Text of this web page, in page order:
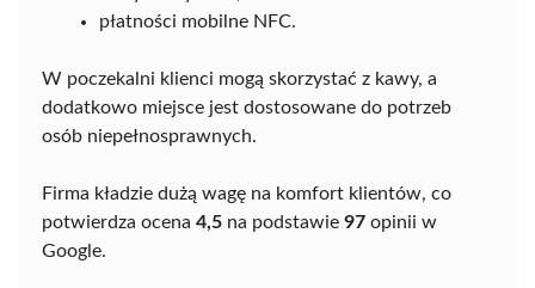
płatności mobilne NFC.
W poczekalni klienci mogą skorzystać z kawy, a
dodatkowo miejsce jest dostosowane do potrzeb
osób niepełnosprawnych.
Firma kładzie dużą wagę na komfort klientów, co
potwierdza ocena 4,5 na podstawie 97 opinii w
Google.